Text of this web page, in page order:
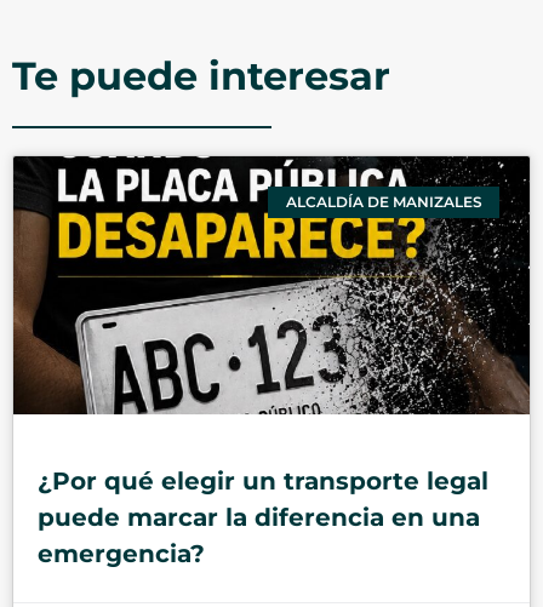
Te puede interesar
ALCALDÍA DE MANIZALES
¿Por qué elegir un transporte legal
puede marcar la diferencia en una
emergencia?